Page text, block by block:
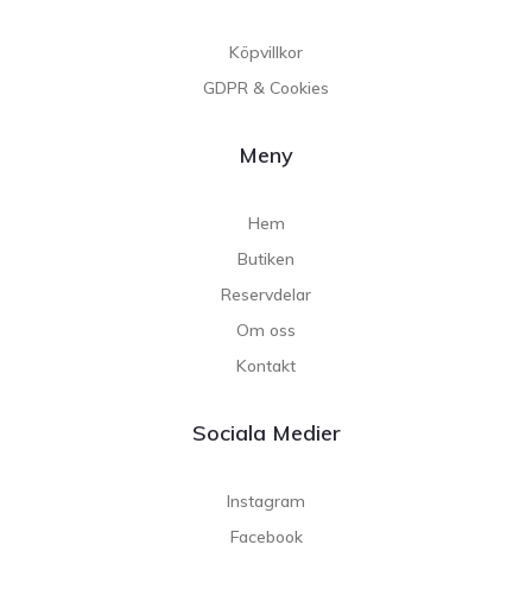
Köpvillkor
GDPR & Cookies
Meny
Hem
Butiken
Reservdelar
Om oss
Kontakt
Sociala Medier
Instagram
Facebook